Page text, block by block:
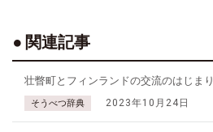
関連記事
壮瞥町とフィンランドの交流のはじまり
そうべつ辞典 2023年10月24日